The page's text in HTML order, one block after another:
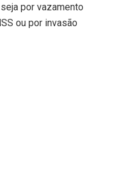
por vazamento
ou por invasão